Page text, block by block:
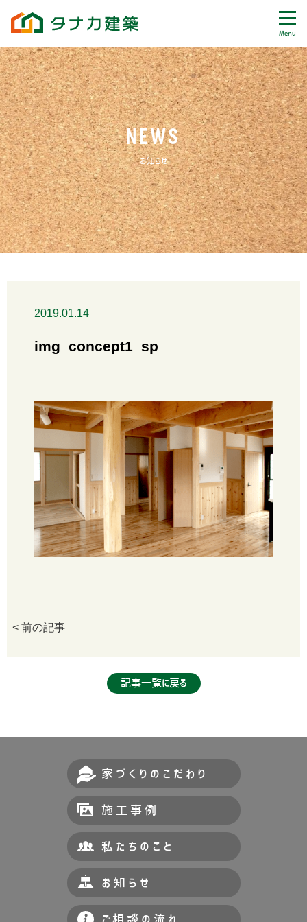
Menu
NEWS
お知らせ
2019.01.14
img_concept1_sp
< 前の記事
記事一覧に戻る
家づくりのこだわり
施工事例
私たちのこと
お知らせ
ご相談の流れ